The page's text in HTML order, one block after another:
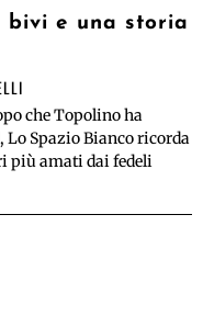
bivi e una storia
che Topolino ha
Spazio Bianco ricorda
più amati dai fedeli